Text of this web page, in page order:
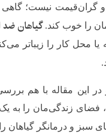
و گران‌قیمت نیست؛
را خوب کند.گیاهان
محل کار را زیباتر
این مقاله با هم
، فضای زندگی‌مان را به
سبز و درمانگر